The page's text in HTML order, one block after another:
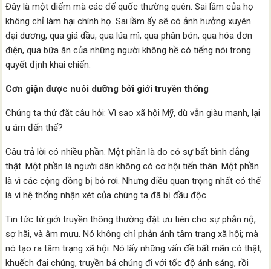
Đây là một điểm mà các đế quốc thường quên. Sai lầm của họ
không chỉ làm hại chính họ. Sai lầm ấy sẽ có ảnh hưởng xuyên
đại dương, qua giá dầu, qua lúa mì, qua phân bón, qua hóa đơn
điện, qua bữa ăn của những người không hề có tiếng nói trong
quyết định khai chiến.
Cơn giận được nuôi dưỡng bởi giới truyền thống
Chúng ta thử đặt câu hỏi: Vì sao xã hội Mỹ, dù vẫn giàu mạnh, lại
u ám đến thế?
Câu trả lời có nhiều phần. Một phần là do có sự bất bình đẳng
thật. Một phần là người dân không có cơ hội tiến thân. Một phần
là vì các cộng đồng bị bỏ rơi. Nhưng điều quan trọng nhất có thể
là vì hệ thống nhận xét của chúng ta đã bị đầu độc.
Tin tức từ giới truyền thông thường đặt ưu tiên cho sự phẫn nộ,
sợ hãi, và âm mưu. Nó không chỉ phản ánh tâm trạng xã hội; mà
nó tạo ra tâm trạng xã hội. Nó lấy những vấn đề bất mãn có thật,
khuếch đại chúng, truyền bá chúng đi với tốc độ ánh sáng, rồi